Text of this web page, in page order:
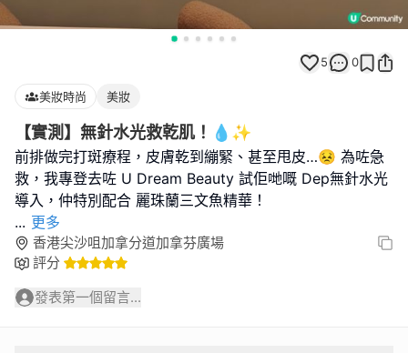
5 0
美妝時尚 美妝
【實測】無針水光救乾肌！💧✨
前排做完打斑療程，皮膚乾到繃緊、甚至甩皮…😣 為咗急
救，我專登去咗 U Dream Beauty 試佢哋嘅 Dep無針水光
... 更多
香港尖沙咀加拿分道加拿芬廣場
評分
發表第一個留言...